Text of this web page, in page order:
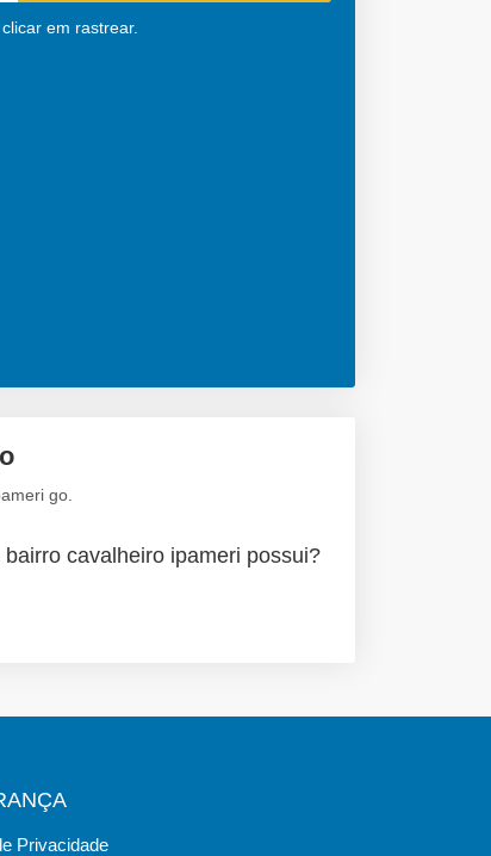
em rastrear.
go.
cavalheiro ipameri possui?
Privacidade